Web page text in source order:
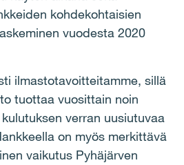
kohdekohtaisien
vuodesta 2020
ilmastotavoitteitamme, sillä
tuottaa vuosittain noin
verran uusiutuvaa
on myös merkittävä
vaikutus Pyhäjärven